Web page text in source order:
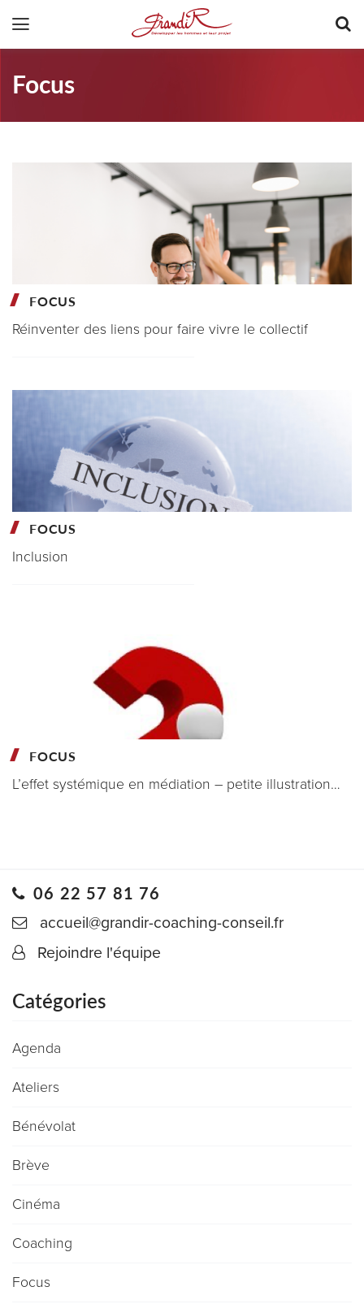
Focus
FOCUS
Réinventer des liens pour faire vivre le collectif
FOCUS
Inclusion
FOCUS
L’effet systémique en médiation – petite illustration…
06 22 57 81 76
accueil@grandir-coaching-conseil.fr
Rejoindre l'équipe
Catégories
Agenda
Ateliers
Bénévolat
Brève
Cinéma
Coaching
Focus